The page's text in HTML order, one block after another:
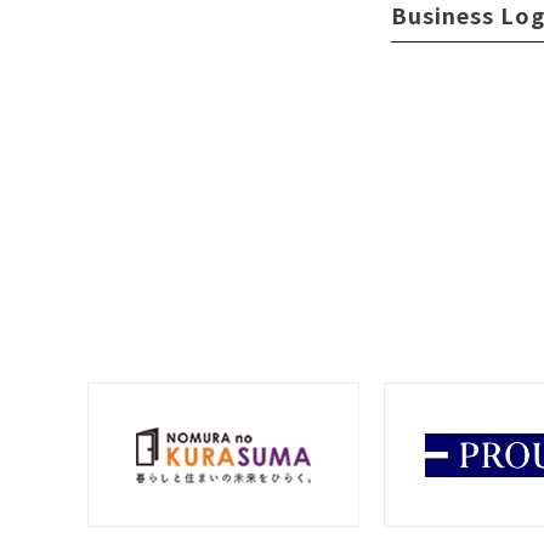
Business